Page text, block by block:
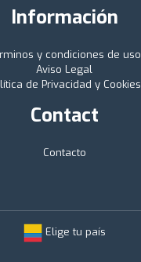
Información
y condiciones de uso
Aviso Legal
de Privacidad y Cookies
Contact
Contacto
Elige tu país